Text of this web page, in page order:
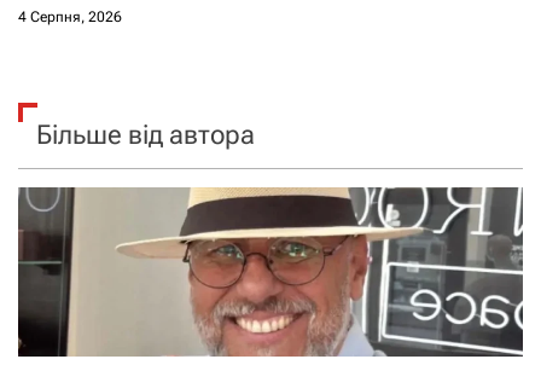
4 Серпня, 2026
Більше від автора